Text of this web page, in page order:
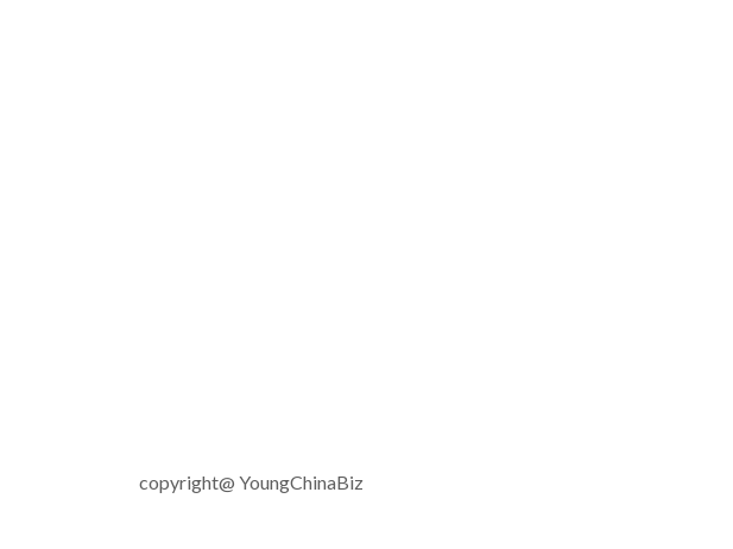
copyright@ YoungChinaBiz